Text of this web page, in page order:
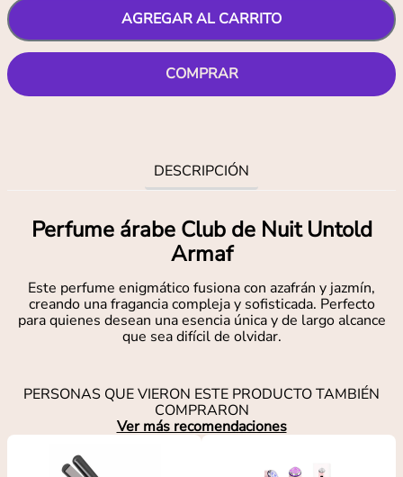
AGREGAR AL CARRITO
COMPRAR
DESCRIPCIÓN
Perfume árabe Club de Nuit Untold
Armaf
Este perfume enigmático fusiona con azafrán y jazmín,
creando una fragancia compleja y sofisticada. Perfecto
para quienes desean una esencia única y de largo alcance
que sea difícil de olvidar.
PERSONAS QUE VIERON ESTE PRODUCTO TAMBIÉN
COMPRARON
Ver más recomendaciones